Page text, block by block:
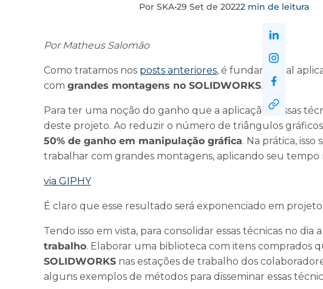
Por SKA•29 Set de 20222 min de leitura
Por Matheus Salomão
Como tratamos nos posts anteriores, é fundamental
com grandes montagens no SOLIDWORKS.
Para ter uma noção do ganho que a aplicação dessas
deste projeto. Ao reduzir o número de triângulos
50% de ganho em manipulação gráfica. Na prática,
trabalhar com grandes montagens, aplicando seu
via GIPHY
É claro que esse resultado será exponenciado em
Tendo isso em vista, para consolidar essas técnicas no
trabalho. Elaborar uma biblioteca com itens comprados
SOLIDWORKS nas estações de trabalho dos
alguns exemplos de métodos para disseminar essas